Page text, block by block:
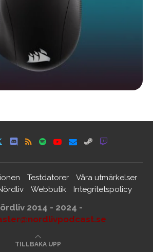
Testdatorer
Våra utmärkelser
Webbutik Integritetspolicy
2014 - 2024 -
TILLBAKA UPP